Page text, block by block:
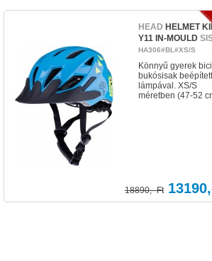
HEAD HELMET
Y11 IN-MOULD
HA306#BL#XS/S
Könnyű gyerek
bukósisak
lámpával. XS/S
méretben (47-52
18890,- Ft